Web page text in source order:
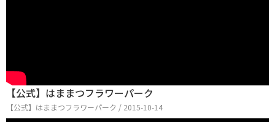
【公式】はままつフラワーパーク
【公式】はままつフラワーパーク / 2015-10-14